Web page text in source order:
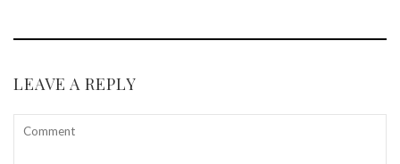
LEAVE A REPLY